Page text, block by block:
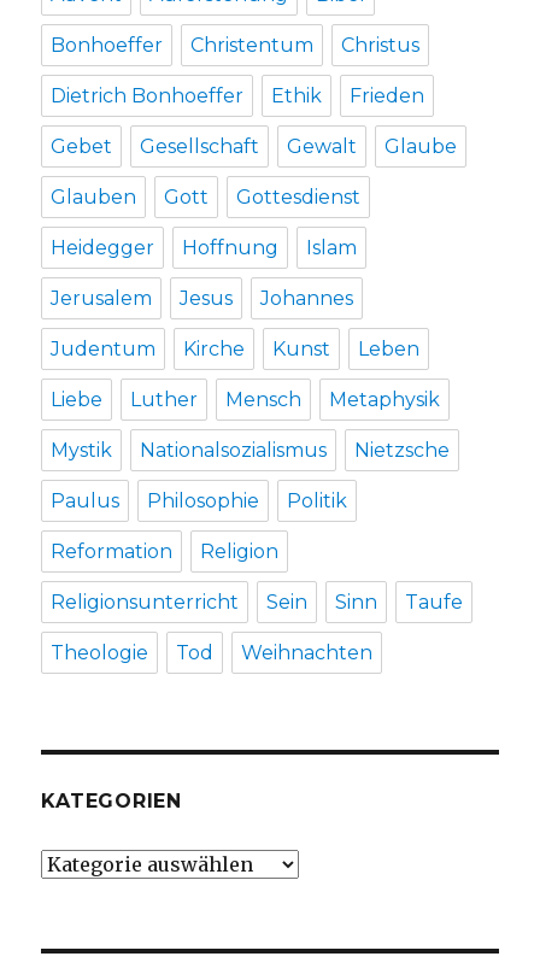
Bonhoeffer Christentum Christus
Dietrich Bonhoeffer Ethik Frieden
Gebet Gesellschaft Gewalt Glaube
Glauben Gott Gottesdienst
Heidegger Hoffnung Islam
Jerusalem Jesus Johannes
Judentum Kirche Kunst Leben
Liebe Luther Mensch Metaphysik
Mystik Nationalsozialismus Nietzsche
Paulus Philosophie Politik
Reformation Religion
Religionsunterricht Sein Sinn Taufe
Theologie Tod Weihnachten
KATEGORIEN
Kategorien